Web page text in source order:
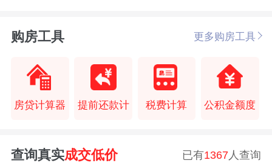
购房工具 更多购房工具
房贷计算器 提前还款计 税费计算 公积金额度
查询真实成交低价 已有1367 人查询